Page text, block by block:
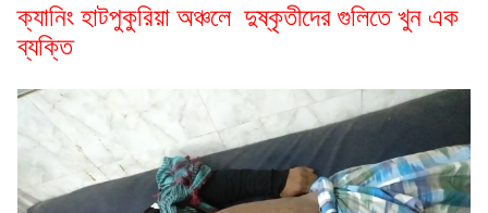
ক্যানিং হাটপুকুরিয়া অঞ্চলে দুষ্কৃতীদের গুলিতে খুন এক
ব্যক্তি